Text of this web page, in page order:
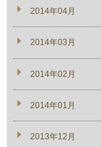
2014年04月
2014年03月
2014年02月
2014年01月
2013年12月